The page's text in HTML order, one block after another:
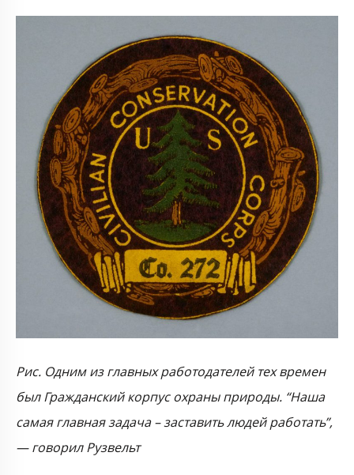
Рис. Одним из главных работодателей тех времен
был Гражданский корпус охраны природы. “Наша
самая главная задача – заставить людей работать”,
— говорил Рузвельт